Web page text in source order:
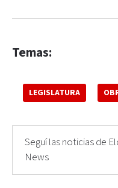
Temas:
LEGISLATURA
Seguí las noticias de
News